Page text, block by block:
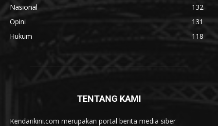
Nasional
132
Opini
131
Hukum
118
TENTANG KAMI
Kendarikini.com merupakan portal berita media siber